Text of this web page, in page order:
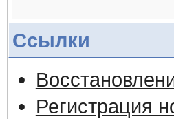
Ссылки
Регистрация